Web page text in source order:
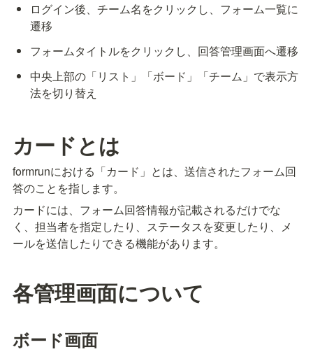
ログイン後、チーム名をクリックし、フォーム一覧に
遷移
フォームタイトルをクリックし、回答管理画面へ遷移
中央上部の「リスト」「ボード」「チーム」で表示方
法を切り替え
カードとは
formrunにおける「カード」とは、送信されたフォーム回
答のことを指します。
カードには、フォーム回答情報が記載されるだけでな
く、担当者を指定したり、ステータスを変更したり、メ
ールを送信したりできる機能があります。
各管理画面について
ボード画面